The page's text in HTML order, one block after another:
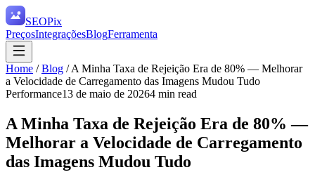
SEOPix
PreçosIntegraçõesBlogFerramenta
Home /Blog /A Minha Taxa de Rejeição Era de 80% — Melhorar
a Velocidade de Carregamento das Imagens Mudou Tudo
Performance13 de maio de 20264 min read
A Minha Taxa de Rejeição Era de 80% —
Melhorar a Velocidade de Carregamento
das Imagens Mudou Tudo